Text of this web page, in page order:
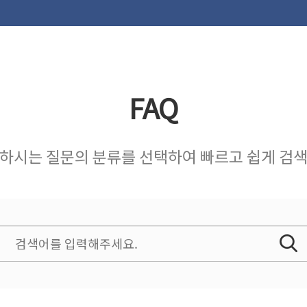
FAQ
시는 질문의 분류를 선택하여 빠르고 쉽게 검